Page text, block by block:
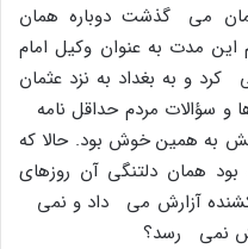
مى گذشت دوباره همان
این مدت به عنوان وکیل امام
کرد و به بغداد به نزد عثمان
سؤالات مردم حداقل نامه
به همین خوش بود. حالا که
همان دلتنگى آن روزهاى
کشنده آزارش مى داد و نمى
نمى رسد؟